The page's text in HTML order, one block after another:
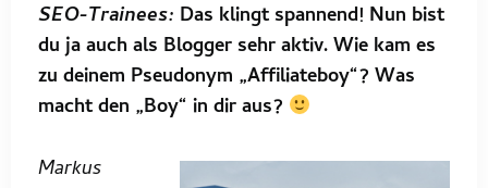
SEO-Trainees: Das klingt spannend! Nun bist
du ja auch als Blogger sehr aktiv. Wie kam es
zu deinem Pseudonym „Affiliateboy“? Was
macht den „Boy“ in dir aus?
Markus